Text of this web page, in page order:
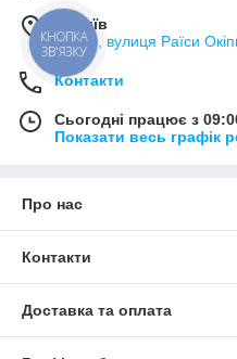
м. Київ
02000, вулиця Раїси
Контакти
Сьогодні працює з
Показати весь графік
Про нас
Контакти
Доставка та оплата
КНОПКА
ЗВ'ЯЗКУ